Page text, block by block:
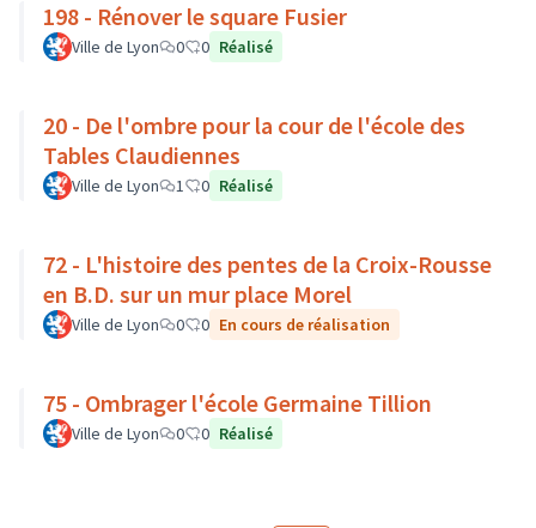
198 - Rénover le square Fusier
Ville de Lyon 0 0 Réalisé
20 - De l'ombre pour la cour de l'école des
Tables Claudiennes
Ville de Lyon 1 0 Réalisé
72 - L'histoire des pentes de la Croix-Rousse
en B.D. sur un mur place Morel
Ville de Lyon 0 0 En cours de réalisation
75 - Ombrager l'école Germaine Tillion
Ville de Lyon 0 0 Réalisé